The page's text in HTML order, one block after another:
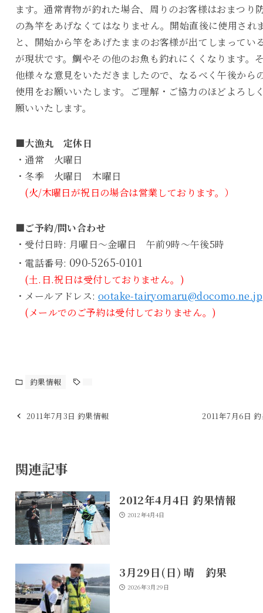
ます。通常青物が釣れた場合、周りのお客様はおまつり
の為竿をあげなくてはなりません。開始直後に使用され
と、開始から竿をあげたままのお客様が出てしまってい
が現状です。鯛やその他のお魚も釣れにくくなります。
他様々な意見をいただきましたので、なるべく午後から
使用をお願いいたします。ご理解・ご協力のほどよろし
願いいたします。
■大漁丸 定休日
・通常 火曜日
・冬季 火曜日 木曜日
(火/木曜日が祝日の場合は営業しております。）
■ご予約/問い合わせ
・受付日時: 月曜日～金曜日 午前9時～午後5時
・電話番号: 090-5265-0101
(土.日.祝日は受付しておりません。)
・メールアドレス: ootake-tairyomaru@docomo.ne.jp
(メールでのご予約は受付しておりません。)
釣果情報
2011年7月3日 釣果情報 2011年7月6日
関連記事
2012年4月4日 釣果情報
2012年4月4日
3月29日(日) 晴 釣果
2026年3月29日